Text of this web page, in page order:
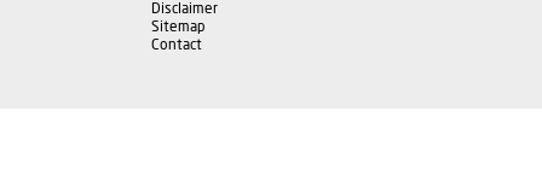
Disclaimer
Sitemap
Contact